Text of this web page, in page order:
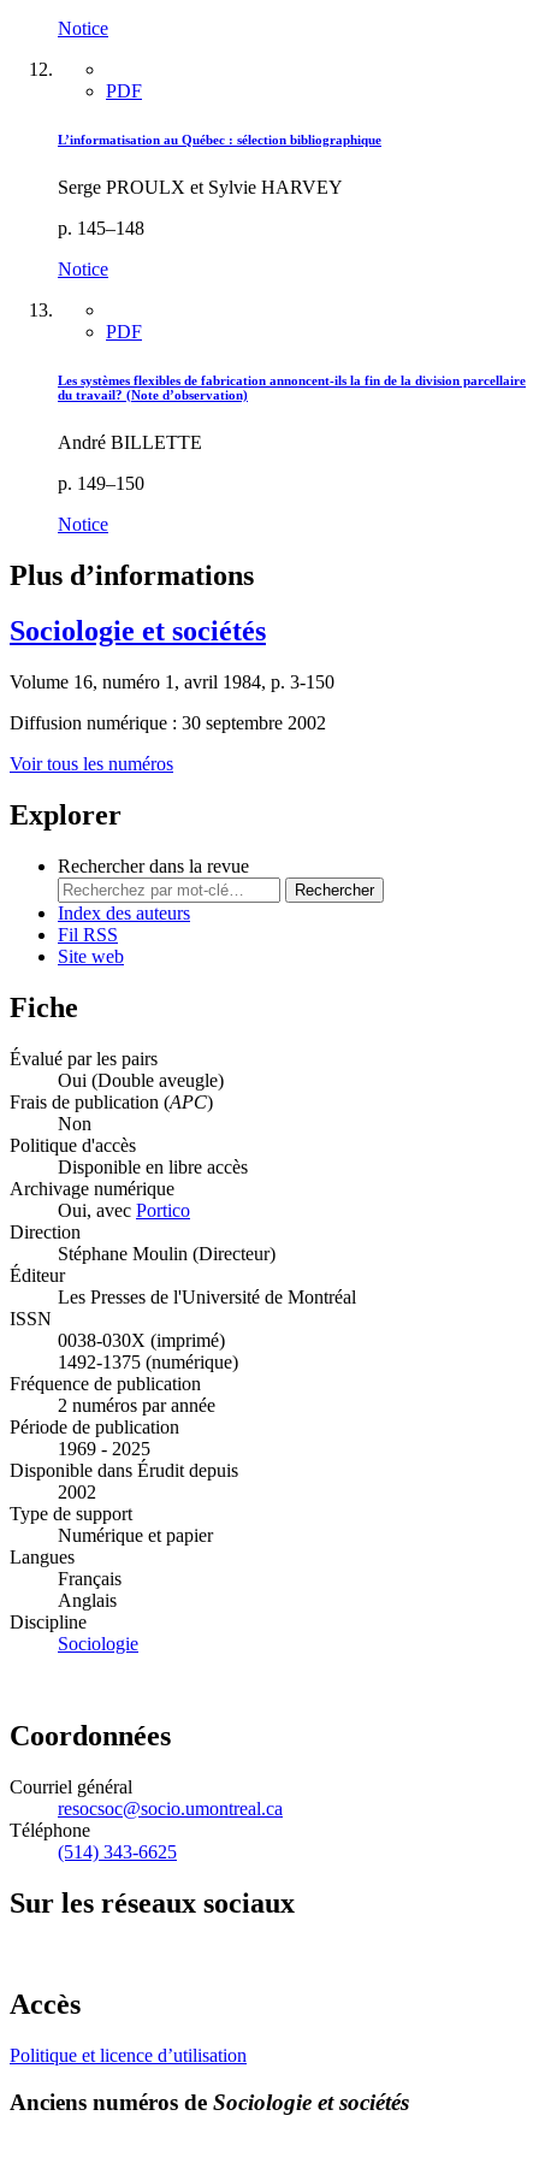
Notice
PDF
L’informatisation au Québec : sélection bibliographique
Serge PROULX et Sylvie HARVEY
p. 145–148
Notice
PDF
Les systèmes flexibles de fabrication annoncent-ils la fin de la division parcellaire
du travail? (Note d’observation)
André BILLETTE
p. 149–150
Notice
Plus d’informations
Sociologie et sociétés
Volume 16, numéro 1, avril 1984, p. 3-150
Diffusion numérique : 30 septembre 2002
Voir tous les numéros
Explorer
Rechercher dans la revue
Rechercher
Index des auteurs
Fil RSS
Site web
Fiche
Évalué par les pairs
Oui (Double aveugle)
Frais de publication (APC)
Non
Politique d'accès
Disponible en libre accès
Archivage numérique
Oui, avec Portico
Direction
Stéphane Moulin (Directeur)
Éditeur
Les Presses de l'Université de Montréal
ISSN
0038-030X (imprimé)
1492-1375 (numérique)
Fréquence de publication
2 numéros par année
Période de publication
1969 - 2025
Disponible dans Érudit depuis
2002
Type de support
Numérique et papier
Langues
Français
Anglais
Discipline
Sociologie
Coordonnées
Courriel général
resocsoc@socio.umontreal.ca
Téléphone
(514) 343-6625
Sur les réseaux sociaux
Accès
Politique et licence d’utilisation
Anciens numéros de Sociologie et sociétés